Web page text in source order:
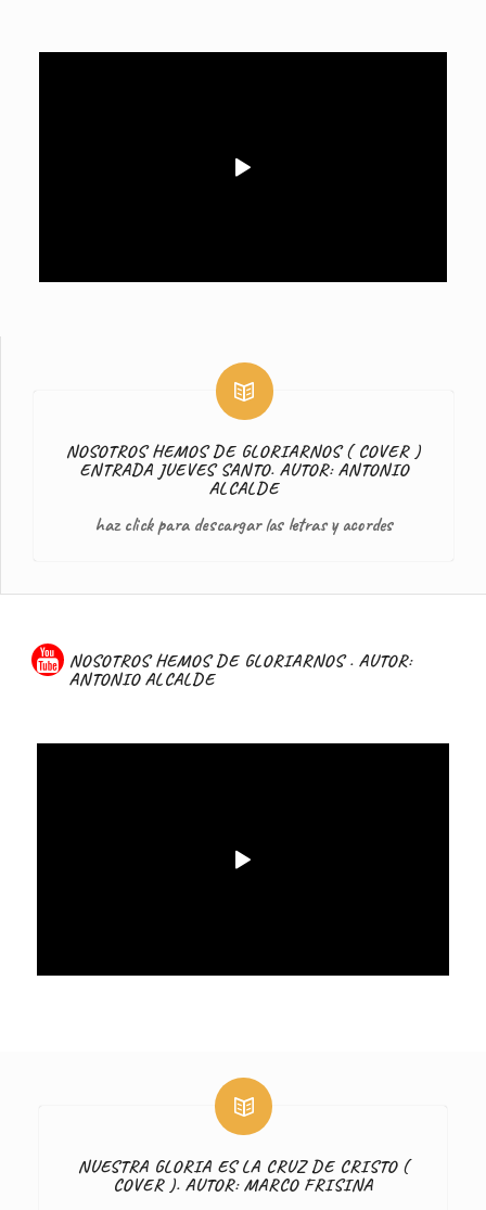
NOSOTROS HEMOS DE GLORIARNOS ( COVER )
ENTRADA JUEVES SANTO. AUTOR: ANTONIO
ALCALDE
haz click para descargar las letras y acordes
NOSOTROS HEMOS DE GLORIARNOS . AUTOR:
ANTONIO ALCALDE
NUESTRA GLORIA ES LA CRUZ DE CRISTO (
COVER ). AUTOR: MARCO FRISINA